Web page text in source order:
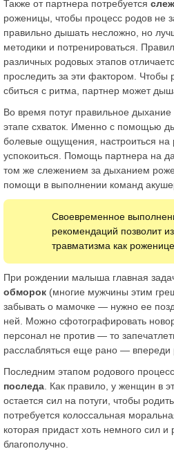
Также от партнера потребуется
роженицы, чтобы процесс родов не
правильно дышать несложно, но
методики и потренироваться.
различных родовых этапов
проследить за эти фактором.
сбиться с ритма, партнер может
Во время потуг правильное
этапе схваток. Именно с помощью
болевые ощущения, настроиться на
успокоиться. Помощь партнера на
том же слежением за дыханием
помощи в выполнении команд
Своевременное
рекомендаций позволит
травматизма как
При рождении малыша главная
обморок (многие мужчины этим
забывать о мамочке — нужно ее
ней. Можно сфотографировать
персонал не против — то
расслабляться еще рано — впереди
Последним этапом родового
последа . Как правило, у женщин в
остается сил на потуги, чтобы
потребуется колоссальная
которая придаст хоть немного сил
благополучно.